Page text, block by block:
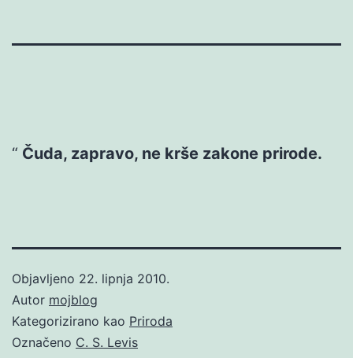
Čuda, zapravo, ne krše zakone prirode.
Objavljeno 22. lipnja 2010.
Autor mojblog
Kategorizirano kao Priroda
Označeno C. S. Levis